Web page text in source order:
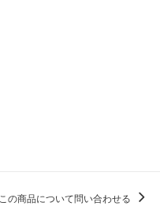
この商品について問い合わせる